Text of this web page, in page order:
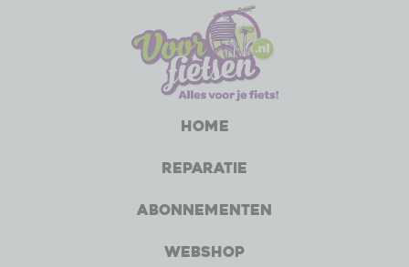
Home
Reparatie
Abonnementen
Webshop